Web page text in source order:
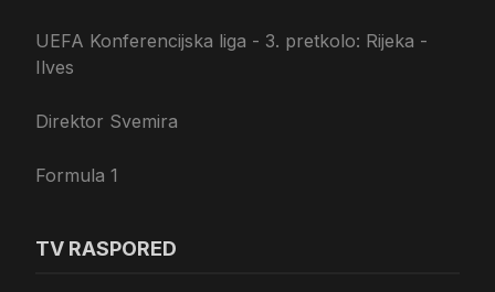
UEFA Konferencijska liga - 3. pretkolo: Rijeka -
Ilves
Direktor Svemira
Formula 1
TV RASPORED